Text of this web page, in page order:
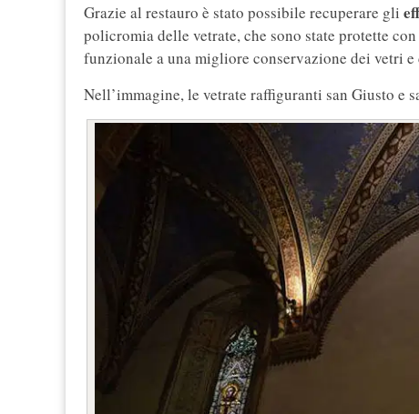
Grazie al restauro è stato possibile recuperare gli
policromia delle vetrate, che sono state protette
funzionale a una migliore conservazione dei vetri
Nell’immagine, le vetrate raffiguranti san Giusto e